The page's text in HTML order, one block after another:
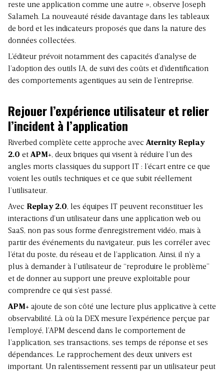
reste une application comme une autre », observe Joseph
Salameh. La nouveauté réside davantage dans les tableaux
de bord et les indicateurs proposés que dans la nature des
données collectées.
L’éditeur prévoit notamment des capacités d’analyse de
l’adoption des outils IA, de suivi des coûts et d’identification
des comportements agentiques au sein de l’entreprise.
Rejouer l’expérience utilisateur et relier
l’incident à l’application
Riverbed complète cette approche avec Aternity Replay
2.0 et APM+, deux briques qui visent à réduire l’un des
angles morts classiques du support IT : l’écart entre ce que
voient les outils techniques et ce que subit réellement
l’utilisateur.
Avec Replay 2.0, les équipes IT peuvent reconstituer les
interactions d’un utilisateur dans une application web ou
SaaS, non pas sous forme d’enregistrement vidéo, mais à
partir des événements du navigateur, puis les corréler avec
l’état du poste, du réseau et de l’application. Ainsi, il n’y a
plus à demander à l’utilisateur de “reproduire le problème”
et de donner au support une preuve exploitable pour
comprendre ce qui s’est passé.
APM+ ajoute de son côté une lecture plus applicative à cette
observabilité. Là où la DEX mesure l’expérience perçue par
l’employé, l’APM descend dans le comportement de
l’application, ses transactions, ses temps de réponse et ses
dépendances. Le rapprochement des deux univers est
important. Un ralentissement ressenti par un utilisateur peut